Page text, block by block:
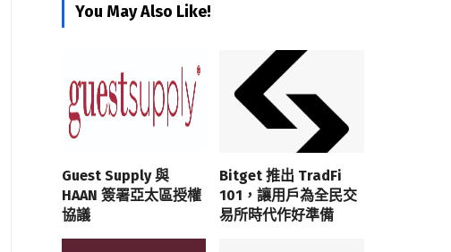
You May Also Like!
Guest Supply 與
HAAN 簽署亞太區授權
協議
Bitget 推出 TradFi
101，讓用戶為全民交
易所時代作好準備